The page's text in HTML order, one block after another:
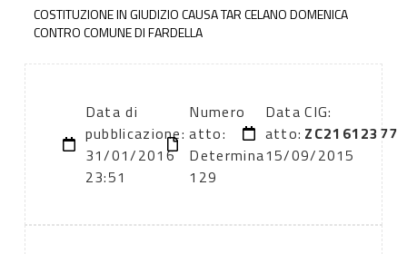
COSTITUZIONE IN GIUDIZIO CAUSA TAR CELANO DOMENICA
CONTRO COMUNE DI FARDELLA
Data di
pubblicazione:
31/01/2016
23:51
Numero
atto:
Determina
129
Data
atto:
15/09/2015
CIG:
ZC21612377